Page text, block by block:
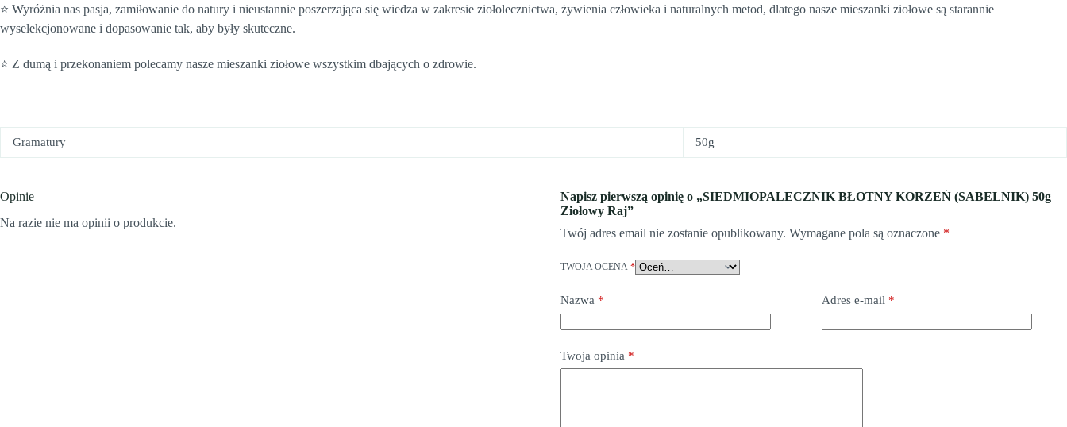
⭐️ Wyróżnia nas pasja, zamiłowanie do natury i nieustannie poszerzająca się wiedza w zakresie ziołolecznictwa, żywienia człowieka i naturalnych metod, dlatego nasze mieszanki ziołowe są starannie
wyselekcjonowane i dopasowanie tak, aby były skuteczne.
⭐️ Z dumą i przekonaniem polecamy nasze mieszanki ziołowe wszystkim dbających o zdrowie.
Gramatury 50g
Opinie
Na razie nie ma opinii o produkcie.
Napisz pierwszą opinię o „SIEDMIOPALECZNIK BŁOTNY KORZEŃ (SABELNIK) 50g
Ziołowy Raj”
Twój adres email nie zostanie opublikowany. Wymagane pola są oznaczone *
TWOJA OCENA *
Nazwa* Adres e-mail*
Twoja opinia *